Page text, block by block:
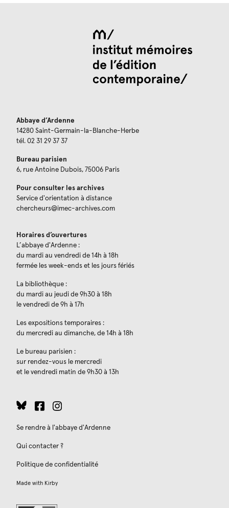
Abbaye d’Ardenne
14280 Saint-Germain-la-Blanche-Herbe
tél. 02 31 29 37 37
Bureau parisien
6, rue Antoine Dubois, 75006 Paris
Pour consulter les archives
Service d'orientation à distance
chercheurs@imec-archives.com
Horaires d’ouvertures
L’abbaye d'Ardenne :
du mardi au vendredi de 14h à 18h
fermée les week-ends et les jours fériés
La bibliothèque :
du mardi au jeudi de 9h30 à 18h
le vendredi de 9h à 17h
Les expositions temporaires :
du mercredi au dimanche, de 14h à 18h
Le bureau parisien :
sur rendez-vous le mercredi
et le vendredi matin de 9h30 à 13h
Se rendre à l'abbaye d'Ardenne
Qui contacter ?
Politique de confidentialité
Made with Kirby